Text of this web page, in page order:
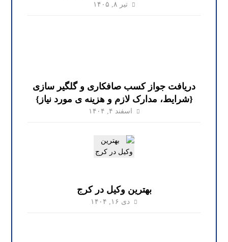
تیر ۸, ۱۴۰۵
دریافت جواز کسب صافکاری و گلگیر سازی
{شرایط، مدارک لازم و هزینه ی مورد نیاز}
اسفند ۴, ۱۴۰۴
بهترین وکیل در کرج
دی ۱۶, ۱۴۰۴